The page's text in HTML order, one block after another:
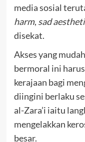
media sosial
harm, sad
disekat.
Akses yang
bermoral ini
kerajaan bagi
diingini berlaku
al-Zara’i iaitu
mengelakkan
besar.